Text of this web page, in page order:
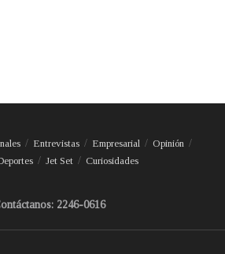
Entrevistas Empresarial
Opinión
Jet Set Curiosidades
2246-0616